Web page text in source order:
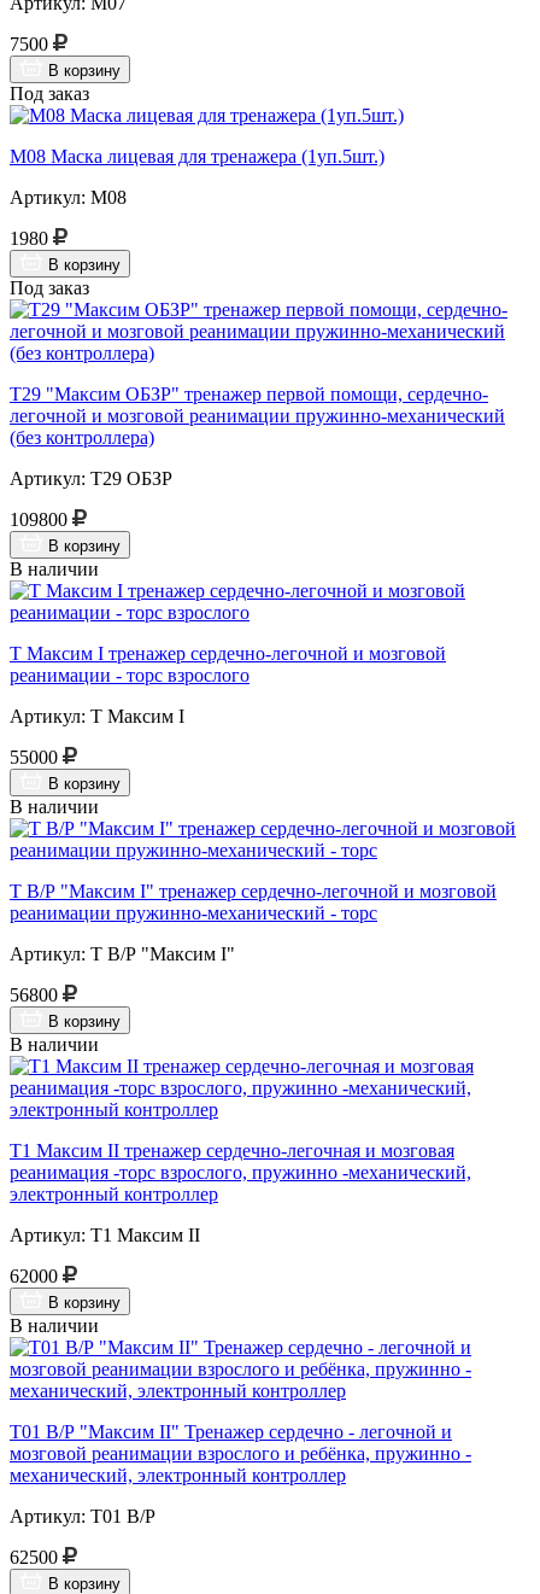
7500
В корзину
Под заказ
М08 Маска лицевая для тренажера (1уп.5шт.)
Артикул: М08
1980
В корзину
Под заказ
Т29 "Максим ОБЗР" тренажер первой помощи, сердечно-
легочной и мозговой реанимации пружинно-механический
(без контроллера)
Артикул: Т29 ОБЗР
109800
В корзину
В наличии
Т Максим I тренажер сердечно-легочной и мозговой
реанимации - торс взрослого
Артикул: Т Максим I
55000
В корзину
В наличии
Т В/Р "Максим I" тренажер сердечно-легочной и мозговой
реанимации пружинно-механический - торс
Артикул: Т В/Р "Максим I"
56800
В корзину
В наличии
Т1 Максим II тренажер сердечно-легочная и мозговая
реанимация -торс взрослого, пружинно -механический,
электронный контроллер
Артикул: Т1 Максим II
62000
В корзину
В наличии
Т01 В/Р "Максим II" Тренажер сердечно - легочной и
мозговой реанимации взрослого и ребёнка, пружинно -
механический, электронный контроллер
Артикул: Т01 В/Р
62500
В корзину